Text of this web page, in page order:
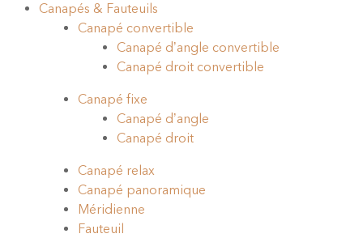
Canapés & Fauteuils
Canapé convertible
Canapé d’angle convertible
Canapé droit convertible
Canapé fixe
Canapé d’angle
Canapé droit
Canapé relax
Canapé panoramique
Méridienne
Fauteuil